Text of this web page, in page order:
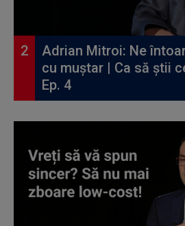
Adrian Mitroi: Ne
cu muștar | Ca să știi
Ep. 4